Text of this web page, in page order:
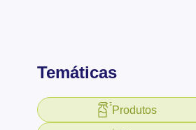
Temáticas
Produtos